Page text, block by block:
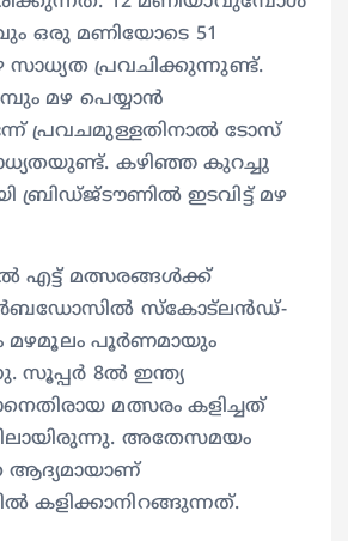
ഒരു മണിയോടെ 51
പ്രവചിക്കുന്നുണ്ട്.
മഴ പെയ്യാന്‍
പ്രവചമുള്ളതിനാല്‍ ടോസ്
കഴിഞ്ഞ കുറച്ചു
ബ്രിഡ്ജ്ടൗണില്‍ ഇടവിട്ട് മഴ
എട്ട് മത്സരങ്ങള്‍ക്ക്
സ്കോട്‌ലന്‍ഡ്-
മഴമൂലം പൂര്‍ണമായും
സൂപ്പര്‍ 8ല്‍ ഇന്ത്യ
മത്സരം കളിച്ചത്
അതേസമയം
ആദ്യമായാണ്